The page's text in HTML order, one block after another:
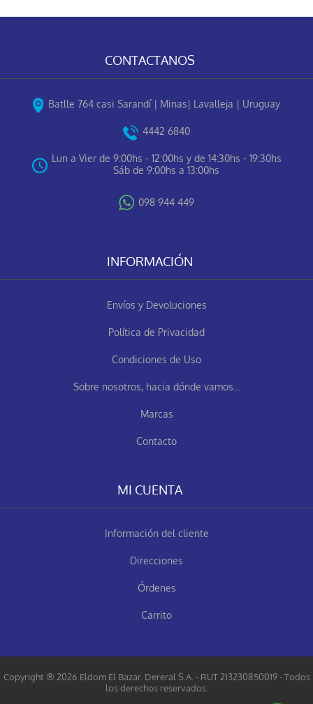
CONTACTANOS
Batlle 764 casi Sarandí | Minas| Lavalleja | Uruguay
4442 6840
Lun a Vier de 9:00hs - 12:00hs y de 14:30hs - 19:30hs
Sáb de 9:00hs a 13:00hs
098 944 449
INFORMACIÓN
Envíos y Devoluciones
Política de Privacidad
Condiciones de Uso
Sobre nosotros, hacia dónde vamos...
Marcas
Contacto
MI CUENTA
Información del cliente
Direcciones
Órdenes
Carrito
Copyright ® 2026 Eldom El Bazar. Dereral S.A. - RUT 213230850019 - Todos
los derechos reservados.